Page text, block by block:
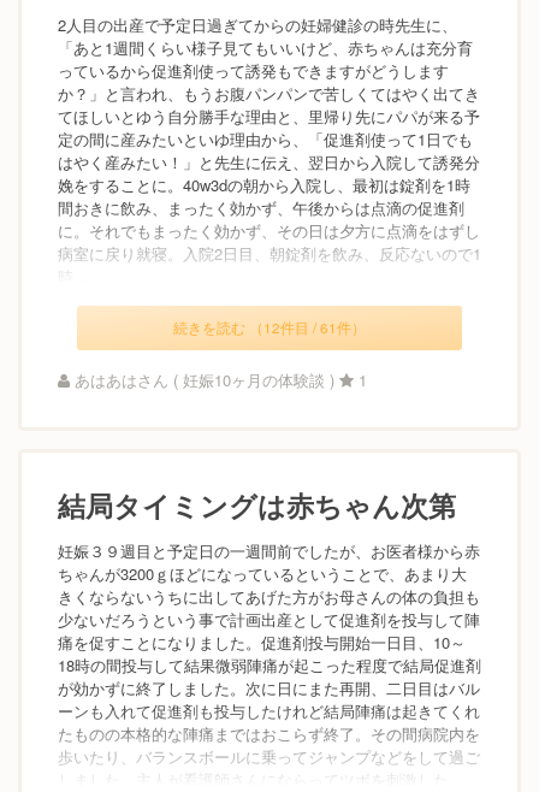
2人目の出産で予定日過ぎてからの妊婦健診の時先生に、
「あと1週間くらい様子見てもいいけど、赤ちゃんは充分育
っているから促進剤使って誘発もできますがどうします
か？」と言われ、もうお腹パンパンで苦しくてはやく出てき
てほしいとゆう自分勝手な理由と、里帰り先にパパが来る予
定の間に産みたいといゆ理由から、「促進剤使って1日でも
はやく産みたい！」と先生に伝え、翌日から入院して誘発分
娩をすることに。40w3dの朝から入院し、最初は錠剤を1時
間おきに飲み、まったく効かず、午後からは点滴の促進剤
に。それでもまったく効かず、その日は夕方に点滴をはずし
病室に戻り就寝。入院2日目、朝錠剤を飲み、反応ないので1
時...
続きを読む （12件目 / 61件）
あはあはさん ( 妊娠10ヶ月の体験談 ) 1
結局タイミングは赤ちゃん次第
妊娠３９週目と予定日の一週間前でしたが、お医者様から赤
ちゃんが3200ｇほどになっているということで、あまり大
きくならないうちに出してあげた方がお母さんの体の負担も
少ないだろうという事で計画出産として促進剤を投与して陣
痛を促すことになりました。促進剤投与開始一日目、10～
18時の間投与して結果微弱陣痛が起こった程度で結局促進剤
が効かずに終了しました。次に日にまた再開、二日目はバル
ーンも入れて促進剤も投与したけれど結局陣痛は起きてくれ
たものの本格的な陣痛まではおこらず終了。その間病院内を
歩いたり、バランスボールに乗ってジャンプなどをして過ご
しました。主人が看護師さんにならってツボを刺激した...